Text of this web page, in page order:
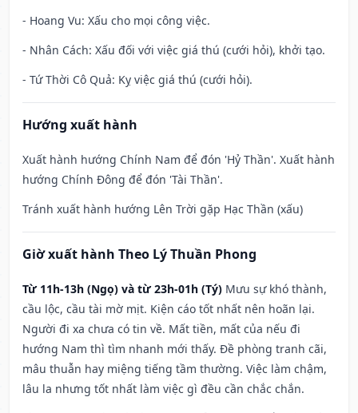
- Hoang Vu: Xấu cho mọi công việc.
- Nhân Cách: Xấu đối với việc giá thú (cưới hỏi), khởi tạo.
- Tứ Thời Cô Quả: Kỵ việc giá thú (cưới hỏi).
Hướng xuất hành
Xuất hành hướng Chính Nam để đón 'Hỷ Thần'. Xuất hành
hướng Chính Đông để đón 'Tài Thần'.
Tránh xuất hành hướng Lên Trời gặp Hạc Thần (xấu)
Giờ xuất hành Theo Lý Thuần Phong
Từ 11h-13h (Ngọ) và từ 23h-01h (Tý) Mưu sự khó thành,
cầu lộc, cầu tài mờ mịt. Kiện cáo tốt nhất nên hoãn lại.
Người đi xa chưa có tin về. Mất tiền, mất của nếu đi
hướng Nam thì tìm nhanh mới thấy. Đề phòng tranh cãi,
mâu thuẫn hay miệng tiếng tầm thường. Việc làm chậm,
lâu la nhưng tốt nhất làm việc gì đều cần chắc chắn.